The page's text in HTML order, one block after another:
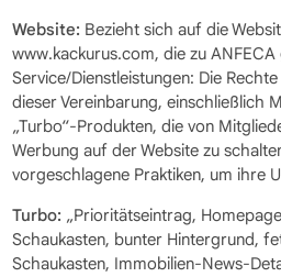
Website: Bezieht sich auf die
www.kackurus.com, die zu
Service/Dienstleistungen: Die
dieser Vereinbarung, einschließlich
„Turbo“-Produkten, die von
Werbung auf der Website zu
vorgeschlagene Praktiken, um ihre
Turbo: „Prioritätseintrag,
Schaukasten, bunter Hintergrund,
Schaukasten, Immobilien-News-